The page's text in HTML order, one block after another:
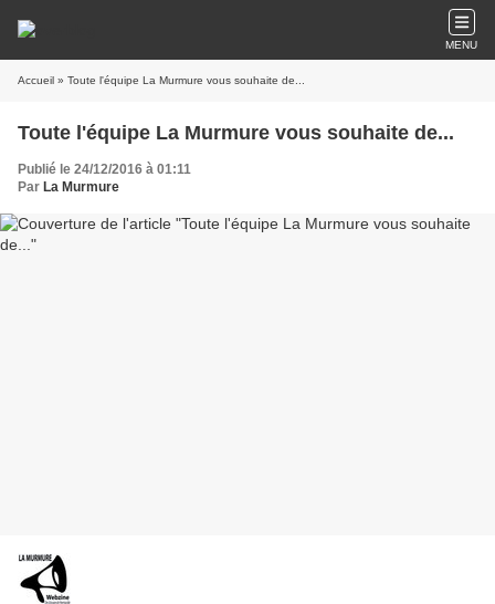
MENU
Accueil » Toute l'équipe La Murmure vous souhaite de...
Toute l'équipe La Murmure vous souhaite de...
Publié le 24/12/2016 à 01:11
Par La Murmure